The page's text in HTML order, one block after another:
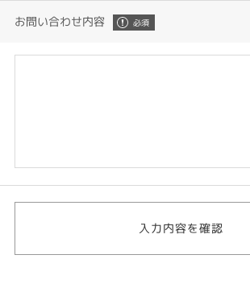
お問い合わせ内容